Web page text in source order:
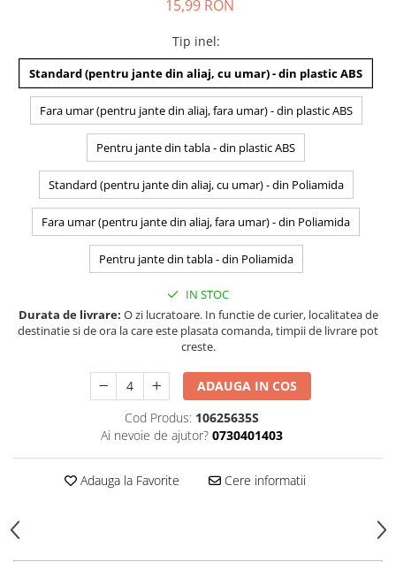
15,99 RON
Tip inel:
Standard (pentru jante din aliaj, cu umar) - din plastic ABS
Fara umar (pentru jante din aliaj, fara umar) - din plastic ABS
Pentru jante din tabla - din plastic ABS
Standard (pentru jante din aliaj, cu umar) - din Poliamida
Fara umar (pentru jante din aliaj, fara umar) - din Poliamida
Pentru jante din tabla - din Poliamida
IN STOC
Durata de livrare: O zi lucratoare. In functie de curier, localitatea de
destinatie si de ora la care este plasata comanda, timpii de livrare pot
creste.
ADAUGA IN COS
Cod Produs: 10625635S
Ai nevoie de ajutor? 0730401403
Adauga la Favorite Cere informatii